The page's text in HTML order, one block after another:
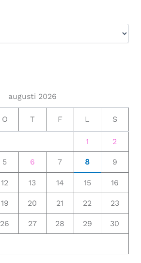
augusti 2026
O T F L S
1 2
5 6 7 8 9
12 13 14 15 16
19 20 21 22 23
26 27 28 29 30